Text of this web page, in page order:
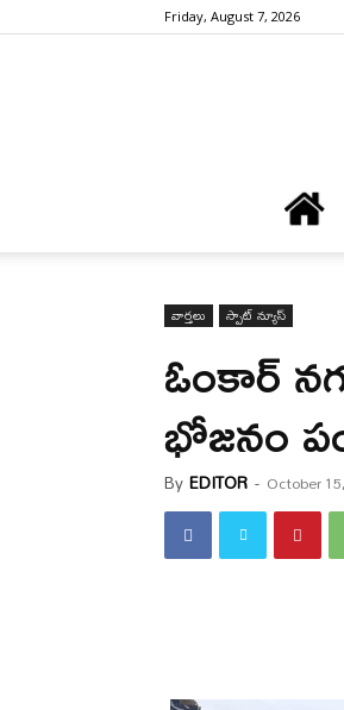
Friday, August 7, 2026
వార్త‌లు స్పాట్ న్యూస్
ఓంకార్
భోజనం
ByEDITOR - October